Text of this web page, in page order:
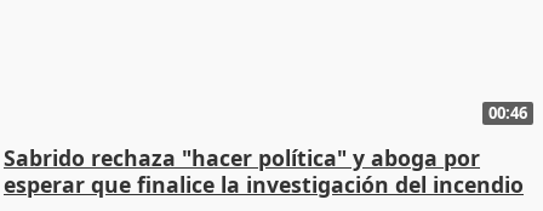
00:46
Sabrido rechaza "hacer política" y aboga por
esperar que finalice la investigación del incendio